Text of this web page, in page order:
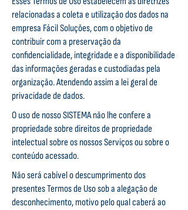
relacionadas a coleta e utilização dos dados na
empresa Fácil Soluções, com o objetivo de
contribuir com a preservação da
confidencialidade, integridade e a disponibilidade
das informações geradas e custodiadas pela
organização. Atendendo assim a lei geral de
privacidade de dados.
O uso de nosso SISTEMA não lhe confere a
propriedade sobre direitos de propriedade
intelectual sobre os nossos Serviços ou sobre o
conteúdo acessado.
Não será cabível o descumprimento dos
presentes Termos de Uso sob a alegação de
desconhecimento, motivo pelo qual caberá ao